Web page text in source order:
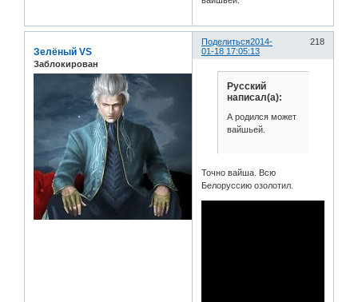
Поделиться 218
2014-
01-18 17:05:13
Зелёный VS
Заблокирован
Русский
написал(а):
А родился может
вайшьей.
Точно вайша. Всю
Белоруссию озолотил.